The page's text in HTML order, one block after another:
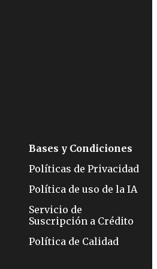
Bases y Condiciones
Políticas de Privacidad
Política de uso de la IA
Servicio de
Suscripción a Crédito
Política de Calidad